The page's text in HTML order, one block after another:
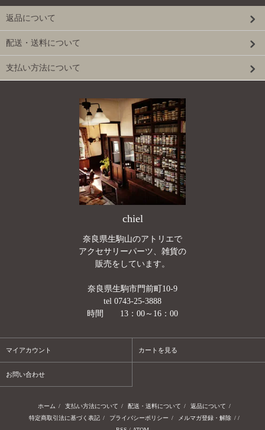
返品について
配送・送料について
支払い方法について
chiel
奈良県生駒山のアトリエで
アクセサリーパーツ、雑貨の
販売をしています。
奈良県生駒市門前町10-9
tel 0743-25-3888
時間 13：00～16：00
マイアカウント カートを見る
お問い合わせ
ホーム / 支払い方法について / 配送・送料について / 返品について /
特定商取引法に基づく表記 / プライバシーポリシー / メルマガ登録・解除 / /